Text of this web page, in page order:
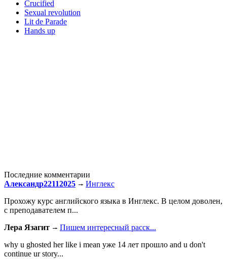
Crucified
Sexual revolution
Lit de Parade
Hands up
Последние комментарии
Александр22112025
Инглекс
Прохожу курс английского языка в Инглекс. В целом доволен,
с преподавателем п...
Лера Язагит
Пишем интересный расск...
why u ghosted her like i mean уже 14 лет прошло and u don't
continue ur story...